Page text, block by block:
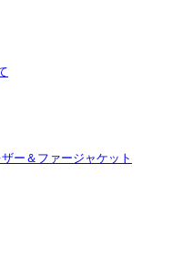
ザー＆ファージャケット